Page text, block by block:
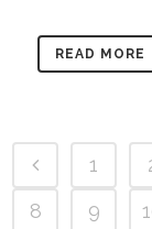
READ MORE
1
8
9